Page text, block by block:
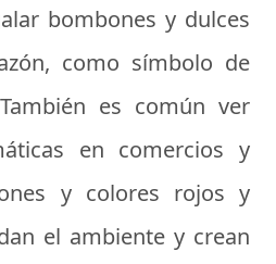
bombones y dulces
como símbolo de
es común ver
en comercios y
y colores rojos y
el ambiente y crean